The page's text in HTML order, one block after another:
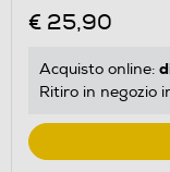
€ 25,90
Acquisto online:
Ritiro in negozio